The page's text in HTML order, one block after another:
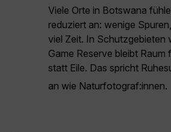
Viele Orte in Botswana
reduziert an: wenige
viel Zeit. In Schutzgebieten
Game Reserve bleibt
statt Eile. Das spricht
an wie Naturfotograf:innen.